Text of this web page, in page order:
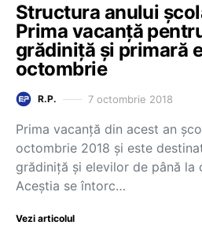
Structura anului
Prima vacanță
grădiniță și primară
octombrie
R.P. 7 octombrie 2018
Prima vacanță din acest an
octombrie 2018 și este
grădiniță și elevilor de până la
Aceștia se întorc…
Vezi articolul